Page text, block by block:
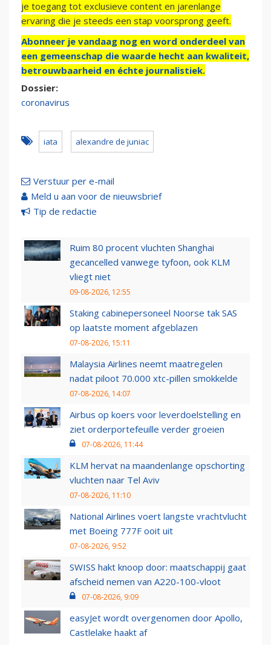
je toegang tot exclusieve content en jarenlange
ervaring die je steeds een stap voorsprong geeft.
Abonneer je vandaag nog en word onderdeel van
een gemeenschap die waarde hecht aan kwaliteit,
betrouwbaarheid en échte journalistiek.
Dossier:
coronavirus
iata alexandre de juniac
Verstuur per e-mail
Meld u aan voor de nieuwsbrief
Tip de redactie
Ruim 80 procent vluchten Shanghai
gecancelled vanwege tyfoon, ook KLM
vliegt niet
09-08-2026, 12:55
Staking cabinepersoneel Noorse tak SAS
op laatste moment afgeblazen
07-08-2026, 15:11
Malaysia Airlines neemt maatregelen
nadat piloot 70.000 xtc-pillen smokkelde
07-08-2026, 14:07
Airbus op koers voor leverdoelstelling en
ziet orderportefeuille verder groeien
07-08-2026, 11:44
KLM hervat na maandenlange opschorting
vluchten naar Tel Aviv
07-08-2026, 11:10
National Airlines voert langste vrachtvlucht
met Boeing 777F ooit uit
07-08-2026, 9:52
SWISS hakt knoop door: maatschappij gaat
afscheid nemen van A220-100-vloot
07-08-2026, 9:09
easyJet wordt overgenomen door Apollo,
Castlelake haakt af